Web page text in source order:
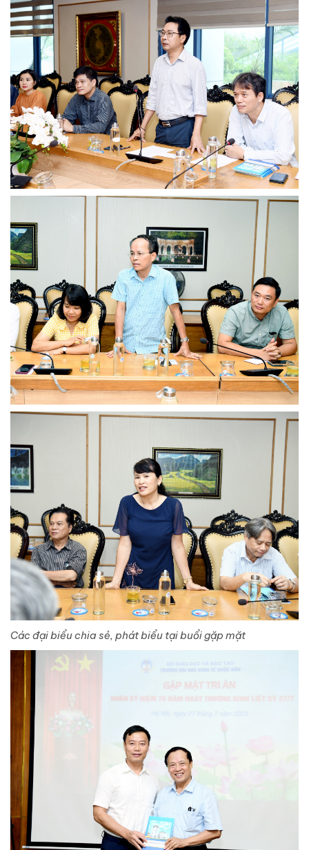
Các đại biểu chia sẻ, phát biểu tại buổi gặp mặt